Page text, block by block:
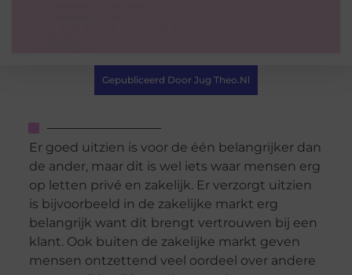
Gepubliceerd Door Jug Theo.nl
Er goed uitzien is voor de één belangrijker dan
de ander, maar dit is wel iets waar mensen erg
op letten privé en zakelijk. Er verzorgt uitzien
is bijvoorbeeld in de zakelijke markt erg
belangrijk want dit brengt vertrouwen bij een
klant. Ook buiten de zakelijke markt geven
mensen ontzettend veel oordeel over andere